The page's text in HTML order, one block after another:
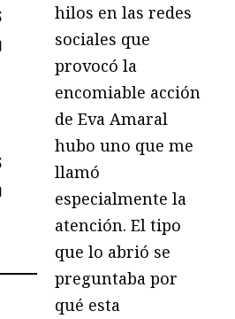
hilos en las redes
sociales que
provocó la
encomiable acción
de Eva Amaral
hubo uno que me
llamó
especialmente la
atención. El tipo
que lo abrió se
preguntaba por
qué esta